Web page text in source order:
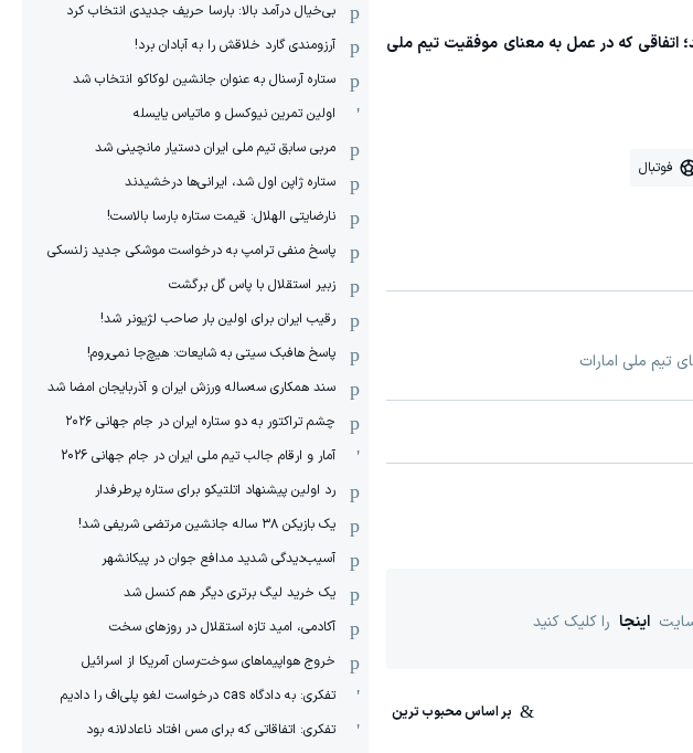
اتفاقی که در عمل به معنای موفقیت تیم ملی
فوتبال
تیم ملی امارات
اینجا را کلیک کنید
بی‌خیال درآمد بالا: بارسا حریف جدیدی انتخاب کرد
آرزومندی گارد خلاقش را به آبادان برد!
ستاره آرسنال به عنوان جانشین لوکاکو انتخاب شد
اولین تمرین نیوکسل و ماتیاس یایسله
مربی سابق تیم ملی ایران دستیار مانچینی شد
ستاره ژاپن اول شد، ایرانی‌ها درخشیدند
نارضایتی الهلال: قیمت ستاره بارسا بالاست!
پاسخ منفی ترامپ به درخواست موشکی جدید زلنسکی
زبیر استقلال با پاس گل برگشت
رقیب ایران برای اولین بار صاحب لژیونر شد!
پاسخ هافبک سیتی به شایعات: هیچ‌جا نمی‌روم!
سند همکاری سه‌ساله‌ ‌ورزش ایران و آذربایجان امضا شد
چشم تراکتور به دو ستاره ایران در جام جهانی ۲۰۲۶
آمار و ارقام جالب تیم ملی ایران در جام جهانی 2026
رد اولین پیشنهاد اتلتیکو برای ستاره پرطرفدار
یک بازیکن ۳۸ ساله جانشین مرتضی شریفی شد!
آسیب‌دیدگی شدید مدافع جوان در پیکانشهر
یک خرید لیگ برتری دیگر هم کنسل شد
آکادمی، امید تازه استقلال در روزهای سخت
خروج هواپیماهای سوخت‌رسان آمریکا از اسرائیل
تفکری: به دادگاه cas درخواست لغو پلی‌اف را دادیم
تفکری: اتفاقاتی که برای مس افتاد ناعادلانه بود